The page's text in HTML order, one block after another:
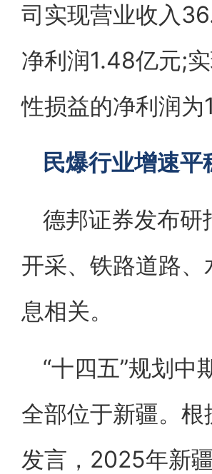
司实现营业收入
净利润1.48亿元;
性损益的净利润为
民爆行业增速
德邦证券发布研
开采、铁路道路
息相关。
“十四五”规划中
全部位于新疆。
发言，2025年新